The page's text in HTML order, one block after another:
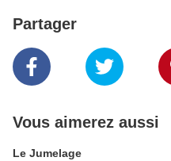
Partager
Vous aimerez aussi
Le Jumelage